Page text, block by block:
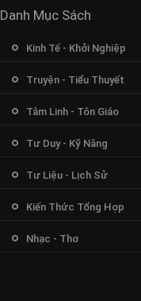
Danh Mục Sách
Kinh Tế - Khởi Nghiệp
Truyện - Tiểu Thuyết
Tâm Linh - Tôn Giáo
Tư Duy - Kỹ Năng
Tư Liệu - Lịch Sử
Kiến Thức Tổng Hợp
Nhạc - Thơ